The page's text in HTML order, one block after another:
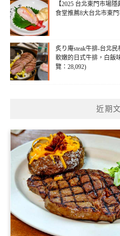
【2025 台北東門市場
食堂推薦8大台北市東
炙り庵steak牛排-台北
軟嫩的日式牛排，白飯
覽：28,092)
近期